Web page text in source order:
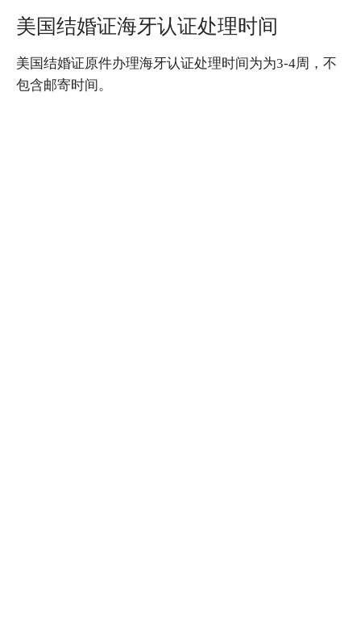
美国结婚证海牙认证处理时间
美国结婚证原件办理海牙认证处理时间为为3-4周，不
包含邮寄时间。